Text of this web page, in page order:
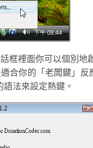
框裡面你可以個別地
合你的「老闆鍵」
語法來設定熱鍵。